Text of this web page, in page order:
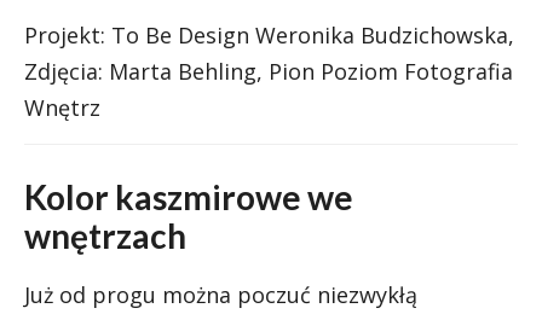
Projekt: To Be Design Weronika Budzichowska,
Zdjęcia: Marta Behling, Pion Poziom Fotografia
Wnętrz
Kolor kaszmirowe we
wnętrzach
Już od progu można poczuć niezwykłą